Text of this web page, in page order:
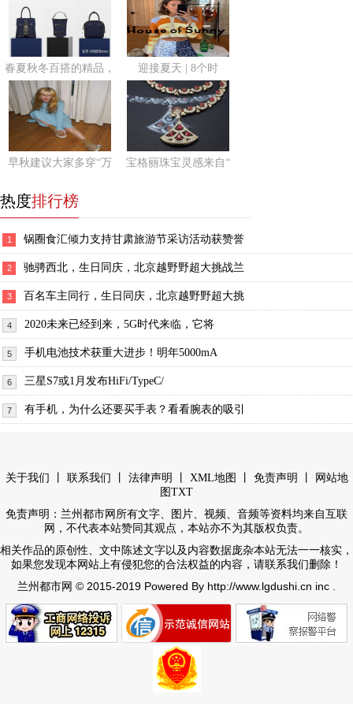
春夏秋冬百搭的精品， 迎接夏天 | 8个时
早秋建议大家多穿“万 宝格丽珠宝灵感来自“
热度排行榜
1 锅圈食汇倾力支持甘肃旅游节采访活动获赞誉
2 驰骋西北，生日同庆，北京越野野超大挑战兰
3 百名车主同行，生日同庆，北京越野野超大挑
4 2020未来已经到来，5G时代来临，它将
5 手机电池技术获重大进步！明年5000mA
6 三星S7或1月发布HiFi/TypeC/
7 有手机，为什么还要买手表？看看腕表的吸引
关于我们 联系我们 法律声明 XML地图 免责声明
网站地
图 TXT
免责声明：兰州都市网所有文字、图片、视频、音频等资料均来自互联
网，不代表本站赞同其观点，本站亦不为其版权负责。
相关作品的原创性、文中陈述文字以及内容数据庞杂本站无法一一核实，
如果您发现本网站上有侵犯您的合法权益的内容，请联系我们删除！
兰州都市网 © 2015-2019 Powered By http://www.lgdushi.cn inc .